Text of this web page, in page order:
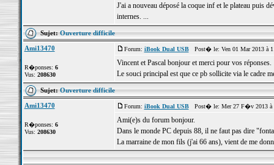
J'ai a nouveau déposé la coque inf et le plateau puis
internes. ...
Sujet:Ouverture difficile
Ami13470
R�ponses: 6
Vus: 208630
Forum: iBook Dual USBPost� le: Ven 01 Mar 2013 à
Vincent et Pascal bonjour et merci pour vos réponses.
Le souci principal est que ce pb sollicite via le cadre
Sujet:Ouverture difficile
Ami13470
R�ponses: 6
Vus: 208630
Forum: iBook Dual USBPost� le: Mer 27 F�v 2013
Ami(e)s du forum bonjour.
Dans le monde PC depuis 88, il ne faut pas dire
La marraine de mon fils (j'ai 66 ans), vient de me